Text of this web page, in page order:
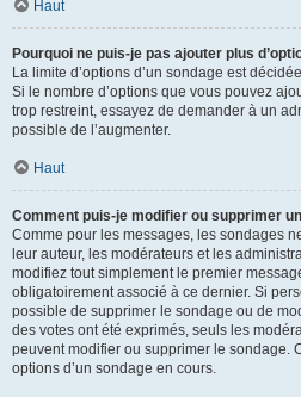
Haut
Pourquoi ne puis-je pas ajouter plus
La limite d’options d’un sondage est
Si le nombre d’options que vous pouvez
trop restreint, essayez de demander à un
possible de l’augmenter.
Haut
Comment puis-je modifier ou supprimer
Comme pour les messages, les sondages
leur auteur, les modérateurs et les
modifiez tout simplement le premier
obligatoirement associé à ce dernier. Si
possible de supprimer le sondage ou de
des votes ont été exprimés, seuls les
peuvent modifier ou supprimer le sondage.
options d’un sondage en cours.